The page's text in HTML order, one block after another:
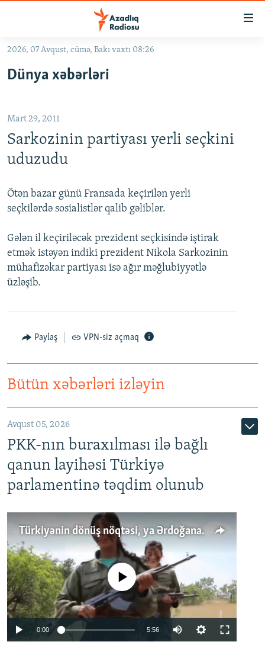
Əsas
qayıt
qayıt
Axtarışa
#İZAHLA
ARAŞDIRMA
MULTIMEDIA
VIDEO
FOTOQALEREYA
İNFOQRAFIKA
RADIO ARXIV
OXU ZALI
AZƏRBAYCAN ƏDƏBIYYATI KITABXANASI
HAQQIMIZDA
MISSIYAMIZ
AZADLIQRADIOSU MOBIL TELEFONUNUZDA
BIZIMLƏ ƏLAQƏ
XƏBƏR BÜLLETENLƏRIMIZ
BIZI IZLƏ
RFE/RL-in bütün saytları
2026, 07 Avqust, cümə, Bakı vaxtı 08:26
Dünya xəbərləri
Mart 29, 2011
Sarkozinin partiyası yerli seçkini
uduzudu
Ötən bazar günü Fransada keçirilən yerli
seçkilərdə sosialistlər qalib gəliblər.
Gələn il keçiriləcək prezident seçkisində iştirak
etmək istəyən indiki prezident Nikola Sarkozinin
mühafizəkar partiyası isə ağır məğlubiyyətlə
üzləşib.
Paylaş VPN-siz açmaq
Bütün xəbərləri izləyin
Avqust 05, 2026
PKK-nın buraxılması ilə bağlı
qanun layihəsi Türkiyə
parlamentinə təqdim olunub
Türkiyənin dönüş nöqtəsi, ya Ərdoğana üçüncü şans: PKK ilə qəfil barışıq nə deməkdir?
No media source currently available
0:00 5:56